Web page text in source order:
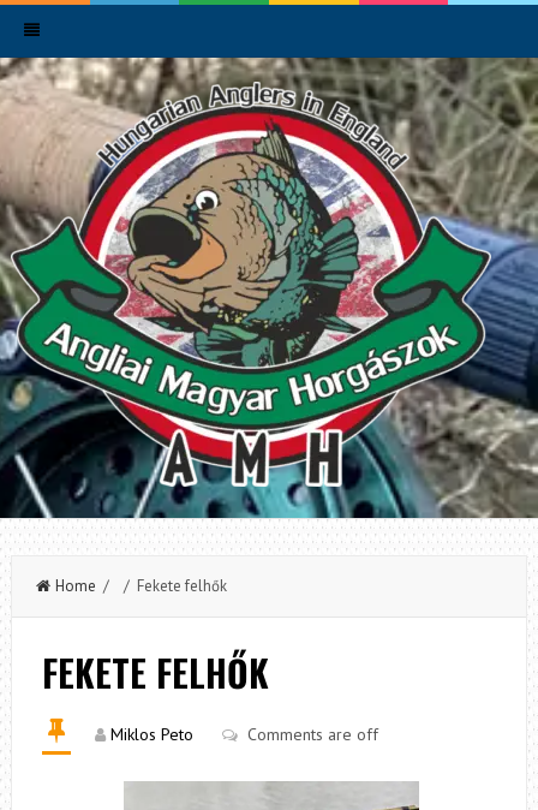
Home / / Fekete felhők
FEKETE FELHŐK
Miklos Peto Comments are off